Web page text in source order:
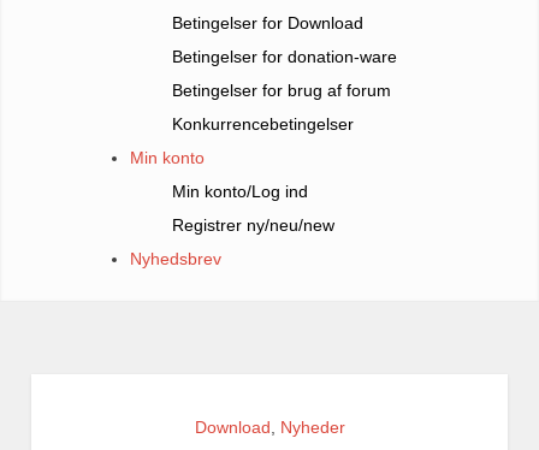
Betingelser for Download
Betingelser for donation-ware
Betingelser for brug af forum
Konkurrencebetingelser
Min konto
Min konto/Log ind
Registrer ny/neu/new
Nyhedsbrev
Download, Nyheder